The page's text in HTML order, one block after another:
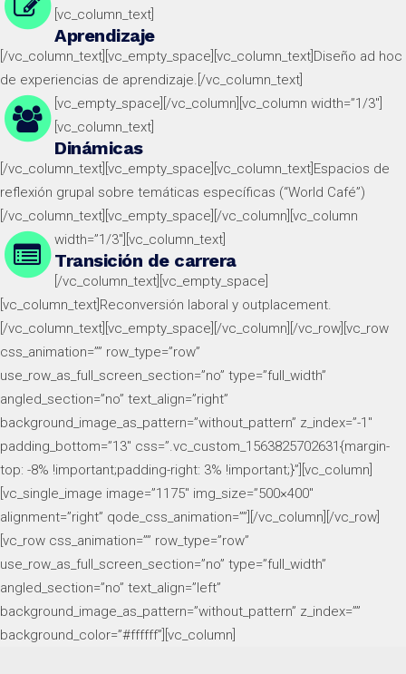
[vc_column_text]
Aprendizaje
[/vc_column_text][vc_empty_space][vc_column_text] Diseño ad hoc
de experiencias de aprendizaje. [/vc_column_text]
[vc_empty_space][/vc_column][vc_column width=”1/3″]
[vc_column_text]
Dinámicas
[/vc_column_text][vc_empty_space][vc_column_text]Espacios de
reflexión grupal sobre temáticas específicas (“World Café”)
[/vc_column_text][vc_empty_space][/vc_column][vc_column
width=”1/3″] [vc_column_text]
Transición de carrera
[/vc_column_text][vc_empty_space]
[vc_column_text] Reconversión laboral y outplacement.
[/vc_column_text][vc_empty_space][/vc_column][/vc_row][vc_row
css_animation=”” row_type=”row”
use_row_as_full_screen_section=”no” type=”full_width”
angled_section=”no” text_align=”right”
background_image_as_pattern=”without_pattern” z_index=”-1″
padding_bottom=”13″ css=”.vc_custom_1563825702631{margin-
top: -8% !important;padding-right: 3% !important;}”][vc_column]
[vc_single_image image=”1175″ img_size=”500×400″
alignment=”right” qode_css_animation=””][/vc_column][/vc_row]
[vc_row css_animation=”” row_type=”row”
use_row_as_full_screen_section=”no” type=”full_width”
angled_section=”no” text_align=”left”
background_image_as_pattern=”without_pattern” z_index=””
background_color=”#ffffff”][vc_column]